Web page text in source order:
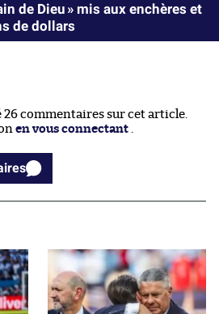
de Dieu » mis aux enchères et
de dollars
26 commentaires sur cet article.
en vous connectant .